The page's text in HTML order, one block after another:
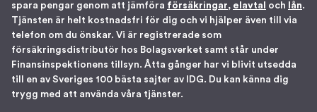
spara pengar genom att jämföra försäkringar, elavtal och lån.
Tjänsten är helt kostnadsfri för dig och vi hjälper även till via
telefon om du önskar. Vi är registrerade som
försäkringsdistributör hos Bolagsverket samt står under
Finansinspektionens tillsyn. Åtta gånger har vi blivit utsedda
till en av Sveriges 100 bästa sajter av IDG. Du kan känna dig
trygg med att använda våra tjänster.